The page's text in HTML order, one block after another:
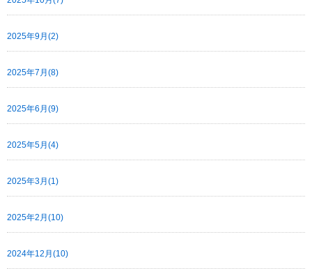
2025年9月(2)
2025年7月(8)
2025年6月(9)
2025年5月(4)
2025年3月(1)
2025年2月(10)
2024年12月(10)